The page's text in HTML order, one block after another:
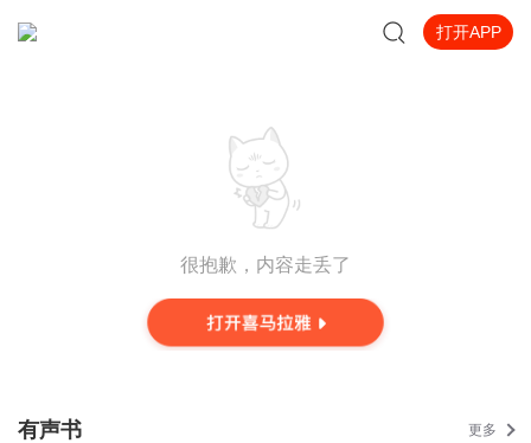
打开APP
很抱歉，内容走丢了
有声书 更多